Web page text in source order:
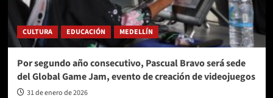
CULTURA EDUCACIÓN MEDELLÍN
Por segundo año consecutivo, Pascual Bravo será sede
del Global Game Jam, evento de creación de videojuegos
31 de enero de 2026